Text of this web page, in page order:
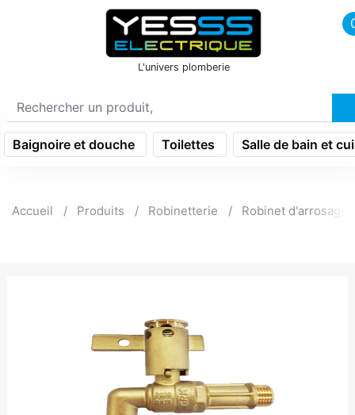
icon menu burger
L'univers plomberie
Baignoire et douche Toilettes Salle de bain et
Accueil Produits Robinetterie Robinet d'arrosage